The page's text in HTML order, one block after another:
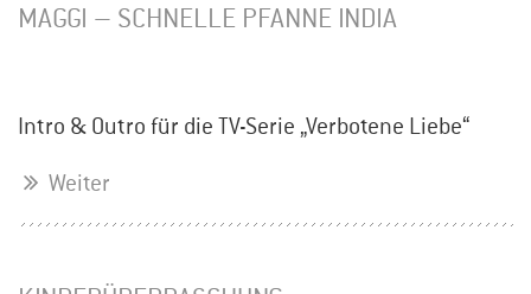
MAGGI – SCHNELLE PFANNE INDIA
Intro & Outro für die TV-Serie „Verbotene Liebe“
Weiter